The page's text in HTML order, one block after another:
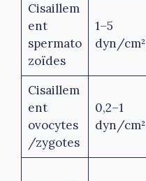
Cisaillem
ent
spermato
zoïdes
1–5
dyn/cm²
Cisaillem
ent
ovocytes
/zygotes
0,2–1
dyn/cm²